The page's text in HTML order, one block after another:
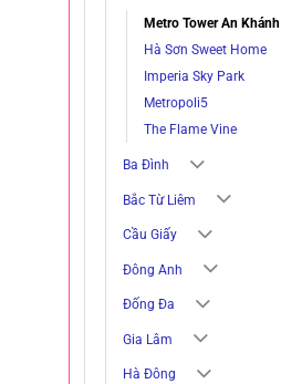
Metro Tower An Khánh
Hà Sơn Sweet Home
Imperia Sky Park
Metropoli5
The Flame Vine
Ba Đình
Bắc Từ Liêm
Cầu Giấy
Đông Anh
Đống Đa
Gia Lâm
Hà Đông